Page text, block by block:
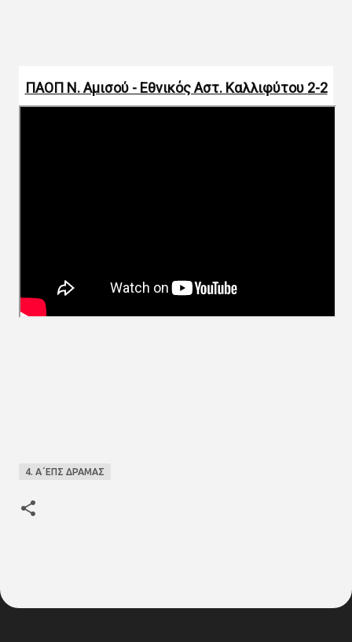
ΠΑΟΠ Ν. Αμισού - Εθνικός Αστ. Καλλιφύτου 2-2
4. Α΄ΕΠΣ ΔΡΑΜΑΣ